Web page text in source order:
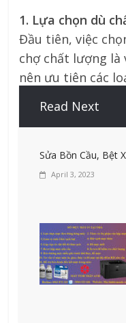
1. Lựa chọn dù
Đầu tiên, việc
chợ chất lượng là
nên ưu tiên các
sườn chắc chắn
bền mà còn giúp
chữa hoặc thay
che nắng ngoài
trên mặt đất
hoặc hư hỏng
– **Điều chỉnh
Read Next
Sửa Bồn Cầu, Bệt
April 3, 2023